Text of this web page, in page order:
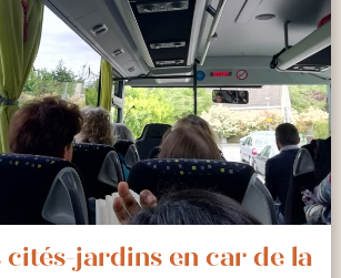
cités-jardins en car de la